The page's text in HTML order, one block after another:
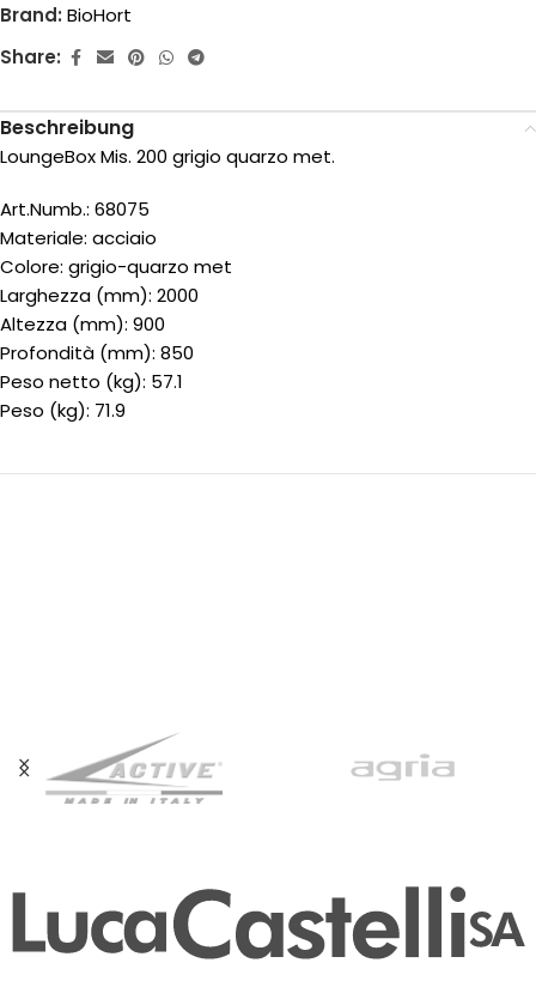
Brand: BioHort
Share:
Beschreibung
LoungeBox Mis. 200 grigio quarzo met.
Art.Numb.: 68075
Materiale: acciaio
Colore: grigio-quarzo met
Larghezza (mm): 2000
Altezza (mm): 900
Profondità (mm): 850
Peso netto (kg): 57.1
Peso (kg): 71.9